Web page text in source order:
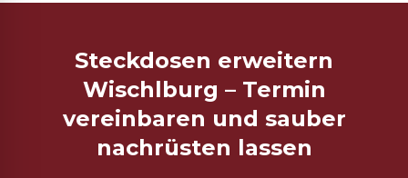
Steckdosen erweitern
Wischlburg – Termin
vereinbaren und sauber
nachrüsten lassen